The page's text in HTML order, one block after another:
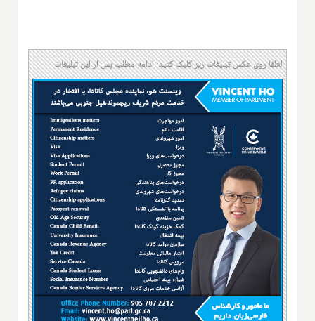
لطفا روی عکس تبلیغات زیر کلیک کنید؛ ادامه مطلب پس از این تبلیغات